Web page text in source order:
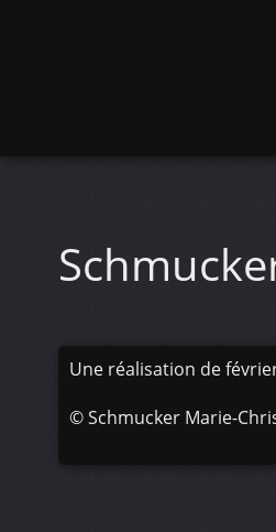
Une réalisation de
©Schmucker Marie-